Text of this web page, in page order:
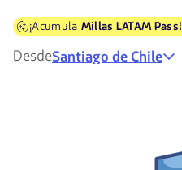
¡Acumula Millas LATAM Pass!
DesdeSantiago de Chile